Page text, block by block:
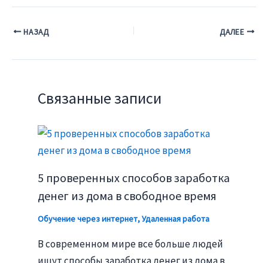
НАЗАД ДАЛЕЕ
Связанные записи
5 проверенных способов заработка
денег из дома в свободное время
Обучение через интернет,Удаленная работа
В современном мире все больше людей